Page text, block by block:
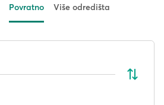
Povratno Više odredišta